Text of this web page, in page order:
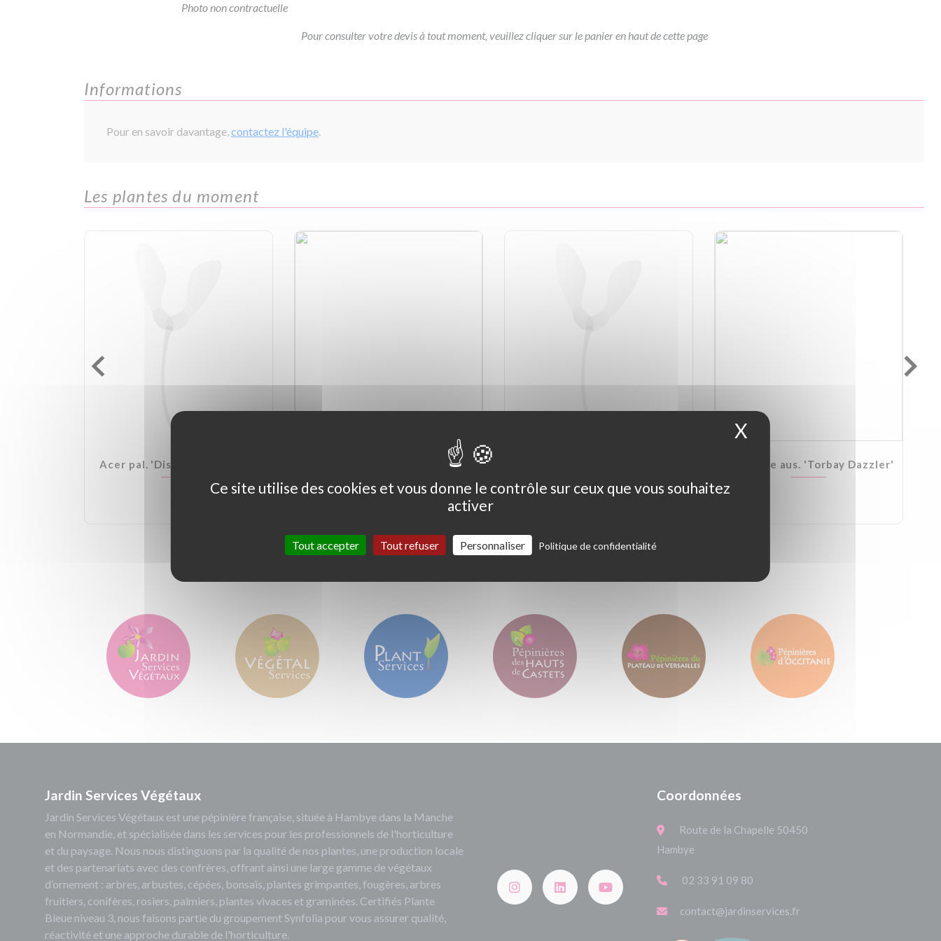
Photo non contractuelle
Pour consulter votre devis à tout moment, veuillez cliquer sur le panier en haut de cette page
Informations
Pour en savoir davantage,contactez l'équipe.
Les plantes du moment
Acer pal. 'Dissectum Garnet' Ceanothus thyrs. 'Skylark' Cordyline aus. 'Torbay Dazzler'
Jardin Services Végétaux
Jardin Services Végétaux est une pépinière française, située à Hambye dans la Manche
en Normandie, et spécialisée dans les services pour les professionnels de l'horticulture
et du paysage. Nous nous distinguons par la qualité de nos plantes, une production locale
et des partenariats avec des confrères, offrant ainsi une large gamme de végétaux
d’ornement : arbres, arbustes, cépées, bonsaïs, plantes grimpantes, fougères, arbres
fruitiers, conifères, rosiers, palmiers, plantes vivaces et graminées. Certifiés Plante
Bleue niveau 3, nous faisons partie du groupement Synfolia pour vous assurer qualité,
réactivité et une approche durable de l'horticulture.
Coordonnées
Route de la Chapelle 50450
Hambye
02 33 91 09 80
contact@jardinservices.fr
Ce site utilise des cookies et vous donne le contrôle sur ceux que vous souhaitez
activer
Tout accepter Tout refuser Personnaliser Politique de confidentialité
X Masquer le bandeau